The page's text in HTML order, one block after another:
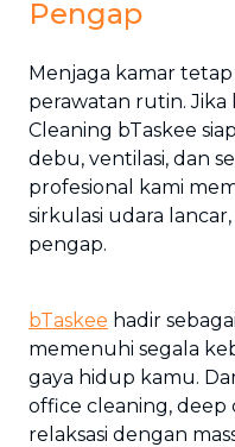
Pengap
Menjaga kamar
perawatan rutin. Jika
Cleaning bTaskee
debu, ventilasi, dan
profesional kami
sirkulasi udara
pengap.
bTaskee hadir
memenuhi segala
gaya hidup kamu.
office cleaning, deep
relaksasi dengan